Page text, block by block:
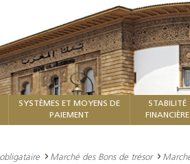
SYSTÈMES ET MOYENS DE
PAIEMENT
STABILITÉ
FINANCIÈRE
Marché des Bons de trésor